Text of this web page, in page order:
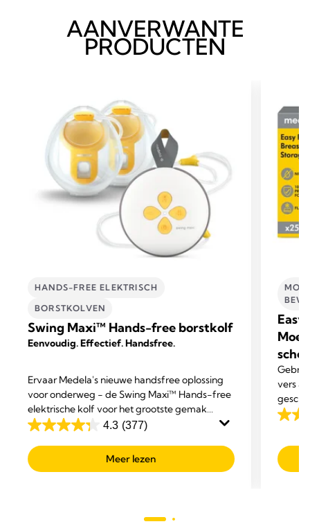
AANVERWANTE
PRODUCTEN
HANDS-FREE ELEKTRISCH
BORSTKOLVEN
Swing Maxi™ Hands-free borstkolf
Eenvoudig. Effectief. Handsfree.
Ervaar Medela's nieuwe handsfree oplossing
voor onderweg - de Swing Maxi™ Hands-free
elektrische kolf voor het grootste gemak
tijdens het multitasken.
4.3 (377)
4.3
van
de
Meer lezen
Easy
vers
4.8
de
5